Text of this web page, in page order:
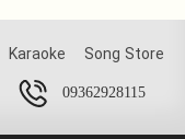
شهره صولتی
Song Store
Karaoke
09362928115